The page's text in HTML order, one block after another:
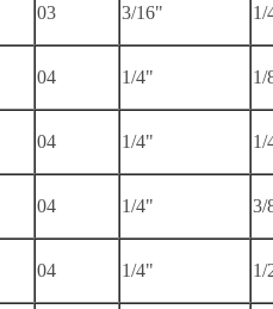
03 3/16" 1/
04 1/4" 1/
04 1/4" 1/
04 1/4" 3/
04 1/4" 1/